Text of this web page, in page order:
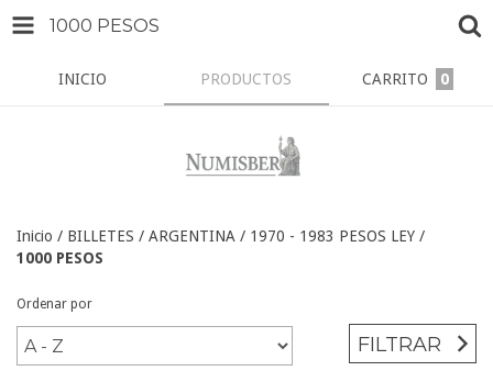
1000 PESOS
INICIO PRODUCTOS CARRITO 0
Inicio / BILLETES / ARGENTINA / 1970 - 1983 PESOS LEY /
1000 PESOS
Ordenar por
FILTRAR